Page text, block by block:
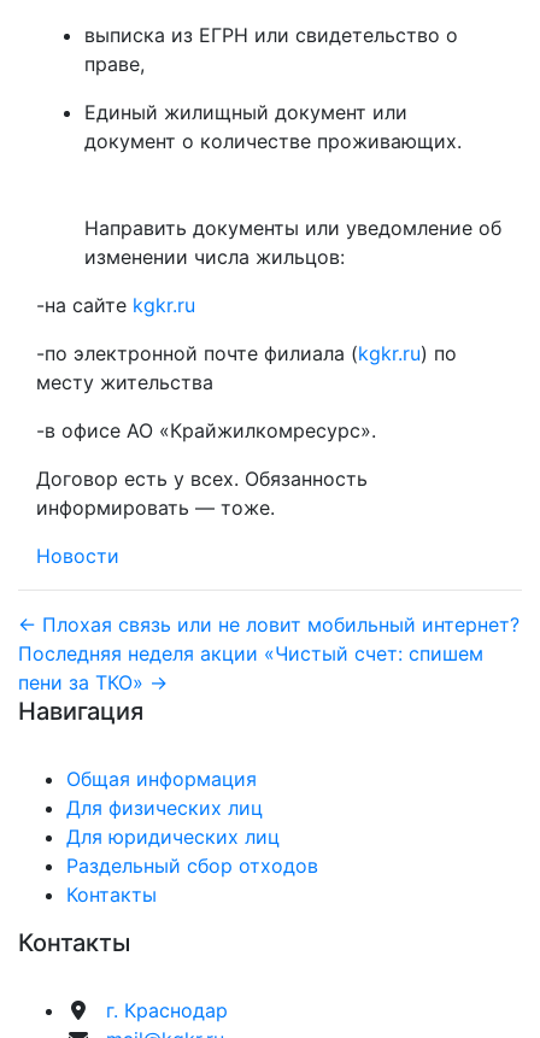
выписка из ЕГРН или свидетельство о
праве,
Единый жилищный документ или
документ о количестве проживающих.
Направить документы или уведомление об
изменении числа жильцов:
-на сайте kgkr.ru
-по электронной почте филиала (kgkr.ru) по
месту жительства
-в офисе АО «Крайжилкомресурс».
Договор есть у всех. Обязанность
информировать — тоже.
Новости
Навигация
по
записям
← Плохая связь или не ловит мобильный интернет?
Последняя неделя акции «Чистый счет: спишем
пени за ТКО» →
Навигация
Общая информация
Для физических лиц
Для юридических лиц
Раздельный сбор отходов
Контакты
Контакты
г. Краснодар